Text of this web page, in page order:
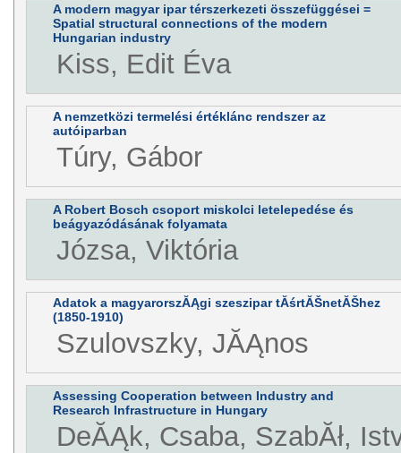
A modern magyar ipar térszerkezeti összefüggései =
Spatial structural connections of the modern
Hungarian industry
Kiss, Edit Éva
A nemzetközi termelési értéklánc rendszer az
autóiparban
Túry, Gábor
A Robert Bosch csoport miskolci letelepedése és
beágyazódásának folyamata
Józsa, Viktória
Adatok a magyarorszĂĄgi szeszipar tĂśrtĂŠnetĂŠhez
(1850-1910)
Szulovszky, JĂĄnos
Assessing Cooperation between Industry and
Research Infrastructure in Hungary
DeĂĄk, Csaba, SzabĂł,